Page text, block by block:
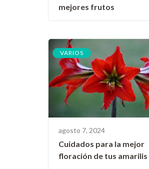
mejores frutos
VARIOS
agosto 7, 2024
Cuidados para la mejor
floración de tus amarilis